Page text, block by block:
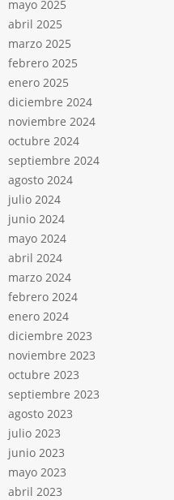
mayo 2025
abril 2025
marzo 2025
febrero 2025
enero 2025
diciembre 2024
noviembre 2024
octubre 2024
septiembre 2024
agosto 2024
julio 2024
junio 2024
mayo 2024
abril 2024
marzo 2024
febrero 2024
enero 2024
diciembre 2023
noviembre 2023
octubre 2023
septiembre 2023
agosto 2023
julio 2023
junio 2023
mayo 2023
abril 2023